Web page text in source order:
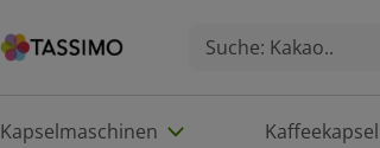
Kapselmaschinen